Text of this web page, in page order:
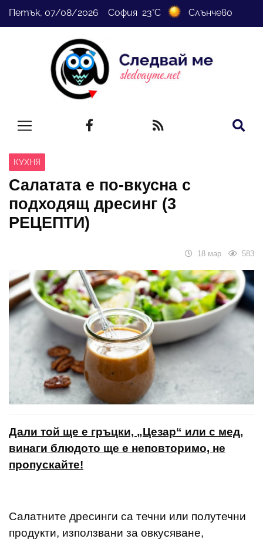
Петък, 07/08/2026 София 23°C Слънчево
КУХНЯ
Салатата е по-вкусна с
подходящ дресинг (3
РЕЦЕПТИ)
18 мар 583
Дали той ще е гръцки, „Цезар“ или с мед,
винаги блюдото ще е неповторимо, не
пропускайте!
Салатните дресинги са течни или полутечни
продукти, използвани за овкусяване,